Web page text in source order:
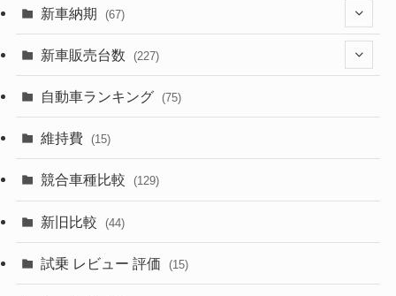
(329)
(357)
(328)
(253)
(242)
(85)
(84)
新車納期 (67)
(28)
(8)
(3)
(3)
新車販売台数 (227)
(21)
(5)
(7)
自動車ランキング (75)
維持費 (15)
競合車種比較 (129)
新旧比較 (44)
試乗 レビュー 評価 (15)